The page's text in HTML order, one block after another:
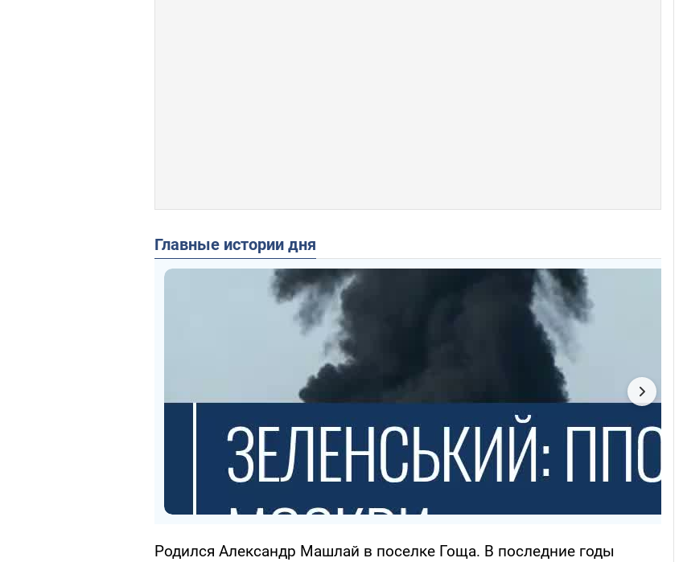
Главные истории дня
Родился Александр Машлай в поселке Гоща. В последние годы